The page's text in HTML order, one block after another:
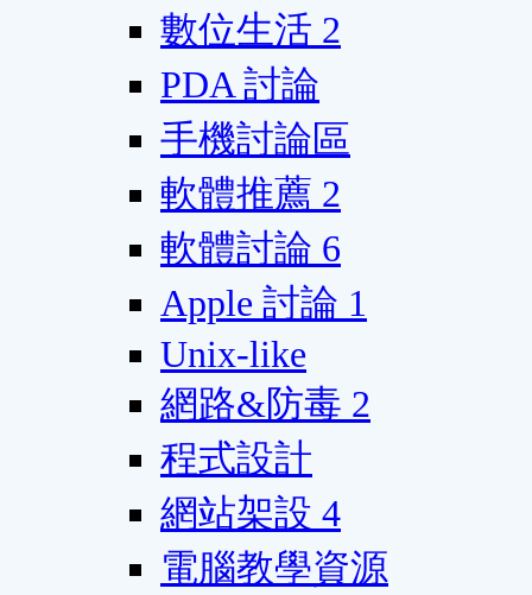
數位生活 2
PDA 討論
手機討論區
軟體推薦 2
軟體討論 6
Apple 討論 1
Unix-like
網路&防毒 2
程式設計
網站架設 4
電腦教學資源